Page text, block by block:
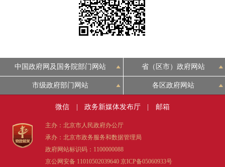
法人服务
利企服务
中介服务 阳光政务
政民互动
参与调查 在线访谈
中国政府网及国务院部门网站 省（区市）政府网站
市级政府部门网站 各区政府网站
微信 政务新媒体发布厅 邮箱
主办：北京市人民政府办公厅
承办：北京市政务服务和数据管理局
政府网站标识码：1100000088
京公网安备 11010502039640 京ICP备05060933号